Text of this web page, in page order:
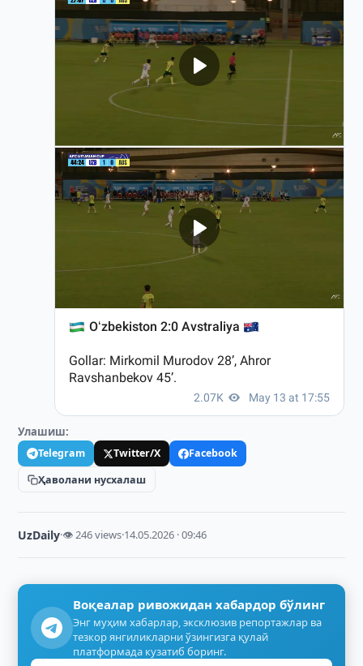
Улашиш:
Telegram Twitter/X
Facebook
Ҳаволани нусхалаш
UzDaily·👁 246 views·14.05.2026 · 09:46
Воқеалар ривожидан хабардор бўлинг
Энг муҳим хабарлар, эксклюзив репортажлар ва
тезкор янгиликларни ўзингизга қулай
платформада кузатиб боринг.